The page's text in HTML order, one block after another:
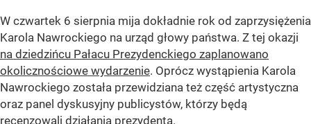
W czwartek 6 sierpnia mija dokładnie rok od zaprzysiężenia
Karola Nawrockiego na urząd głowy państwa. Z tej okazji
na dziedzińcu Pałacu Prezydenckiego zaplanowano
okolicznościowe wydarzenie. Oprócz wystąpienia Karola
Nawrockiego została przewidziana też część artystyczna
oraz panel dyskusyjny publicystów, którzy będą
recenzowali działania prezydenta.